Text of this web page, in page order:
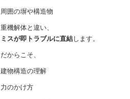
周囲の塀や構造物
重機解体と違い、
ミスが即トラブルに直結します。
だからこそ、
建物構造の理解
力のかけ方